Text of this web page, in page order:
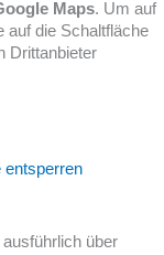
Maps. Um auf
auf die Schaltfläche
Drittanbieter
entsperren
über